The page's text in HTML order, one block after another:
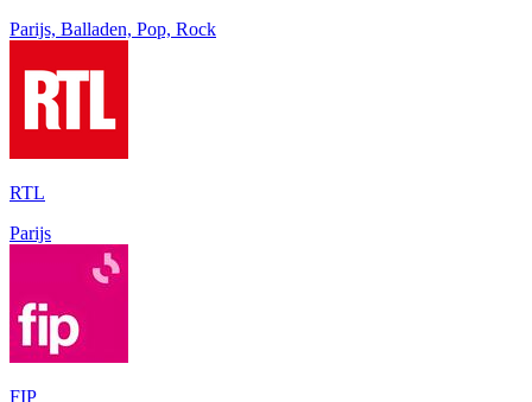
Parijs, Balladen, Pop, Rock
RTL
Parijs
FIP